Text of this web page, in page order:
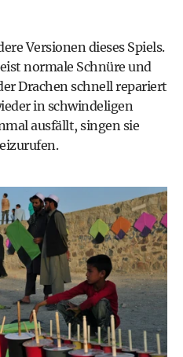
Versionen dieses Spiels.
normale Schnüre und
Drachen schnell repariert
in schwindeligen
ausfällt, singen sie